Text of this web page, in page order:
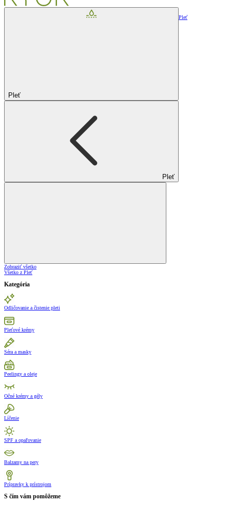
Pleť
Pleť
Pleť
Zobraziť všetko
Všetko z Pleť
Kategória
Odličovanie a čistenie pleti
Pleťové krémy
Séra a masky
Peelingy a oleje
Očné krémy a gély
Líčenie
SPF a opaľovanie
Balzamy na pery
Prípravky k prístrojom
S čím vám pomôžeme